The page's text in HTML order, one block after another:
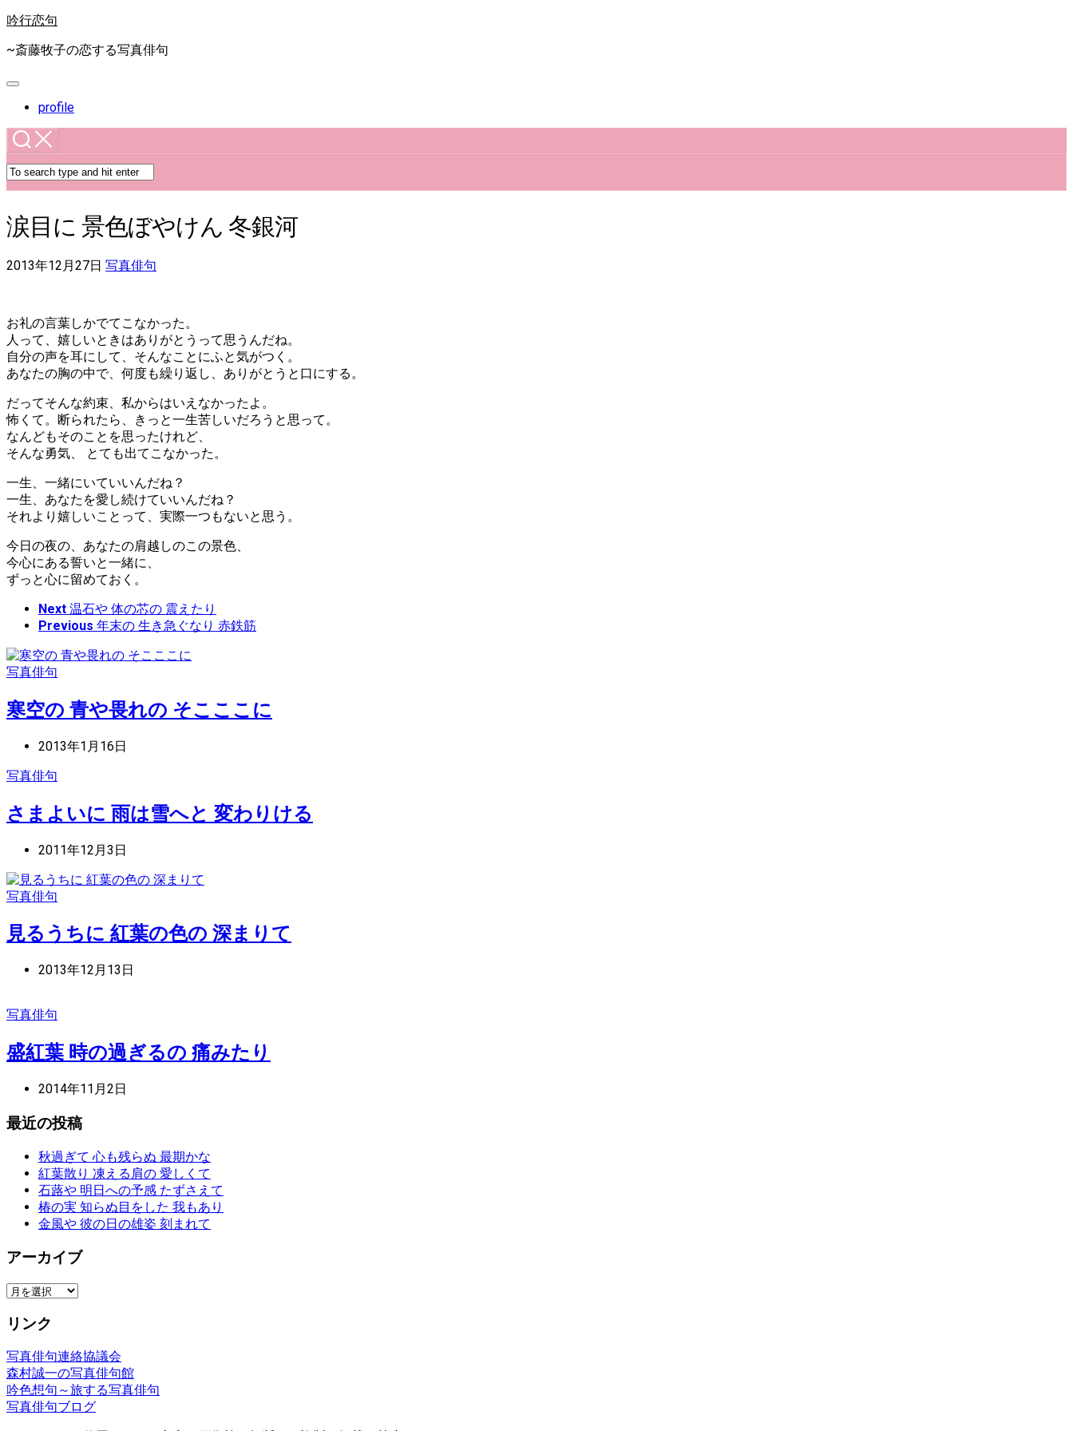
Skip
content
吟行恋句
~斎藤牧子の恋する写真俳句
Expand
profile
涙目に 景色ぼやけん 冬銀河
2013年12月27日 写真俳句
お礼の言葉しかでてこなかった。
人って、嬉しいときはありがとうって思うんだね。
自分の声を耳にして、そんなことにふと気がつく。
あなたの胸の中で、何度も繰り返し、ありがとうと口にする。
だってそんな約束、私からはいえなかったよ。
怖くて。断られたら、きっと一生苦しいだろうと思って。
なんどもそのことを思ったけれど、
そんな勇気、 とても出てこなかった。
一生、一緒にいていいんだね？
一生、あなたを愛し続けていいんだね？
それより嬉しいことって、実際一つもないと思う。
今日の夜の、あなたの肩越しのこの景色、
今心にある誓いと一緒に、
ずっと心に留めておく。
Next 温石や 体の芯の 震えたり
Previous 年末の 生き急ぐなり 赤鉄筋
写真俳句
寒空の 青や畏れの そこここに
2013年1月16日
写真俳句
さまよいに 雨は雪へと 変わりける
2011年12月3日
写真俳句
見るうちに 紅葉の色の 深まりて
2013年12月13日
写真俳句
盛紅葉 時の過ぎるの 痛みたり
2014年11月2日
最近の投稿
秋過ぎて 心も残らぬ 最期かな
紅葉散り 凍える肩の 愛しくて
石蕗や 明日への予感 たずさえて
椿の実 知らぬ目をした 我もあり
金風や 彼の日の雄姿 刻まれて
アーカイブ
ア
カ
ブ
リンク
写真俳句連絡協議会
森村誠一の写真俳句館
吟色想句～旅する写真俳句
写真俳句ブログ